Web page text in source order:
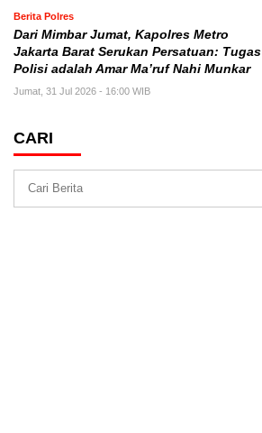
Berita Polres
Dari Mimbar Jumat, Kapolres Metro
Jakarta Barat Serukan Persatuan: Tugas
Polisi adalah Amar Ma’ruf Nahi Munkar
Jumat, 31 Jul 2026 - 16:00 WIB
CARI